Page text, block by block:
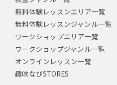
無料体験レッスンエリア一覧
無料体験レッスンジャンル一覧
ワークショップエリア一覧
ワークショップジャンル一覧
オンラインレッスン一覧
趣味なびSTORES